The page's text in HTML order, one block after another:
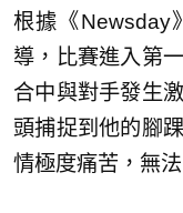
根據《Newsday
導，比賽進入第
合中與對手發生
頭捕捉到他的腳
情極度痛苦，無